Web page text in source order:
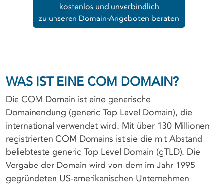
kostenlos und unverbindlich
zu unseren Domain-Angeboten beraten
WAS IST EINE COM DOMAIN?
Die COM Domain ist eine generische
Domainendung (generic Top Level Domain), die
international verwendet wird. Mit über 130 Millionen
registrierten COM Domains ist sie die mit Abstand
beliebteste generic Top Level Domain (gTLD). Die
Vergabe der Domain wird von dem im Jahr 1995
gegründeten US-amerikanischen Unternehmen